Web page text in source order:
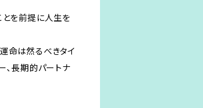
とを前提に人生を
命は然るべきタイ
、長期的パートナ